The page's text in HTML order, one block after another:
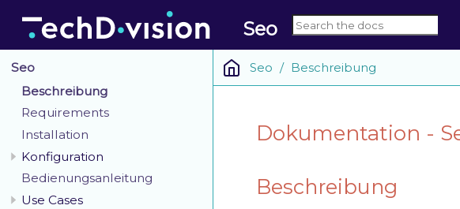
Seo
Seo
Beschreibung
Requirements
Installation
Konfiguration
Bedienungsanleitung
Use Cases
Seo Beschreibung
Dokumentation -
Beschreibung